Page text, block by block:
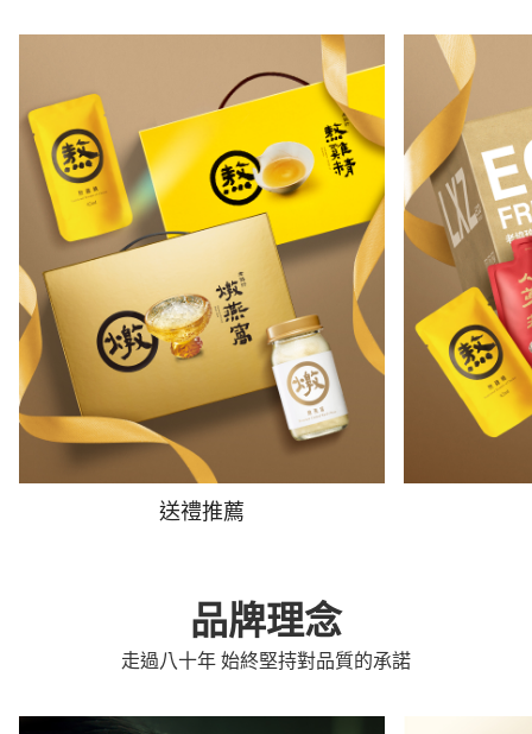
送禮推薦
品牌理念
走過八十年 始終堅持對品質的承諾